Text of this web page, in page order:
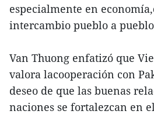
especialmente en
intercambio pueblo a
Van Thuong enfatizó que
valora lacooperación con
deseo de que las buenas
naciones se fortalezcan en